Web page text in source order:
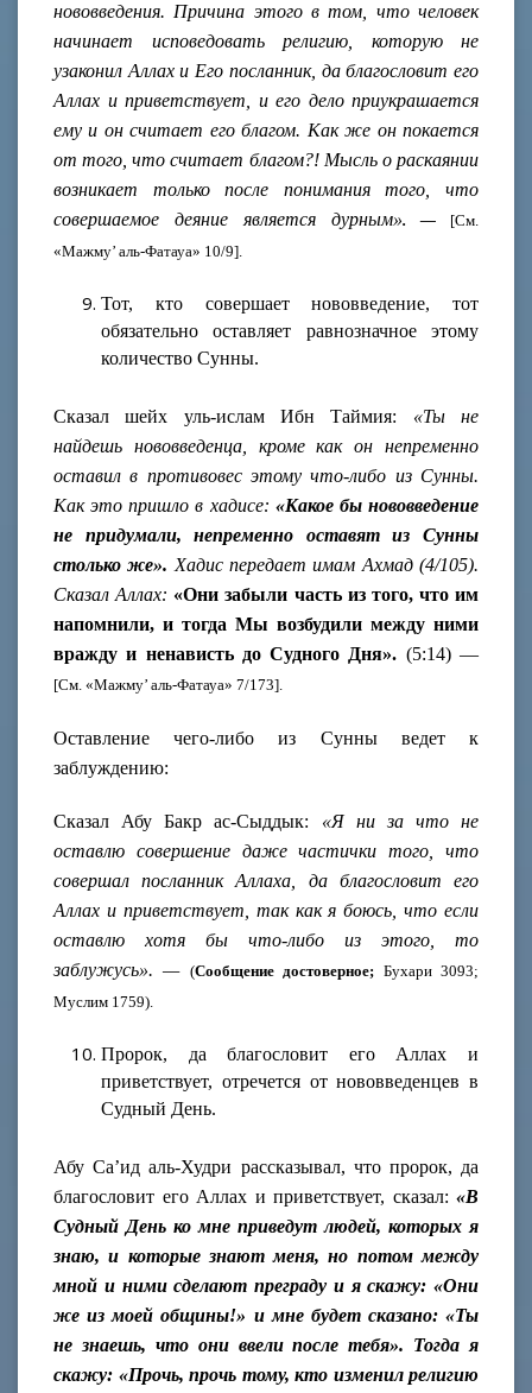
нововведения. Причина этого в том, что человек
начинает исповедовать религию, которую не
узаконил Аллах и Его посланник, да благословит его
Аллах и приветствует,
и его дело приукрашается
ему и он считает его благом. Как же он покается
от того, что считает благом?! Мысль о раскаянии
возникает только после понимания того, что
совершаемое деяние является дурным». — [См.
«Мажму’ аль-Фатауа» 10/9].
Тот, кто совершает нововведение, тот
обязательно оставляет равнозначное этому
количество Сунны.
Сказал шейх уль-ислам Ибн Таймия: «Ты не
найдешь нововведенца, кроме как он непременно
оставил в противовес этому что-либо из Сунны.
Как это пришло в хадисе: «Какое бы нововведение
не придумали, непременно оставят из Сунны
столько же». Хадис передает имам Ахмад (4/105).
Сказал Аллах: «Они забыли часть из того, что им
напомнили, и тогда Мы возбудили между ними
вражду и ненависть до Судного Дня». (5:14) —
[См. «Мажму’ аль-Фатауа» 7/173].
Оставление чего-либо из Сунны ведет к
заблуждению:
Сказал Абу Бакр ас-Сыддык: «Я ни за что не
оставлю совершение даже частички того, что
совершал посланник Аллаха,
да благословит его
Аллах и приветствует, так как я боюсь, что если
оставлю хотя бы что-либо из этого, то
заблужусь». — (Сообщение достоверное; Бухари 3093;
Муслим 1759).
Пророк, да благословит его Аллах и
приветствует, отречется от нововведенцев в
Судный День.
Абу Са’ид аль-Худри рассказывал, что пророк, да
благословит его Аллах и приветствует, сказал: «В
Судный День ко мне приведут людей, которых я
знаю, и которые знают меня, но потом между
мной и ними сделают преграду и я скажу: «Они
же из моей общины!» и мне будет сказано: «Ты
не знаешь, что они ввели после тебя». Тогда я
скажу: «Прочь, прочь тому, кто изменил религию